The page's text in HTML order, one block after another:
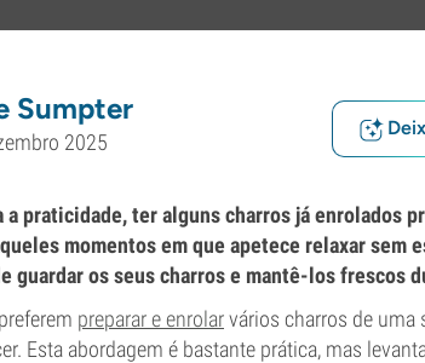
Sumpter
2025
a praticidade, ter alguns charros já enrolados
momentos em que apetece relaxar sem
guardar os seus charros e mantê-los frescos
preparar e enrolarvários charros de uma
Esta abordagem é bastante prática, mas